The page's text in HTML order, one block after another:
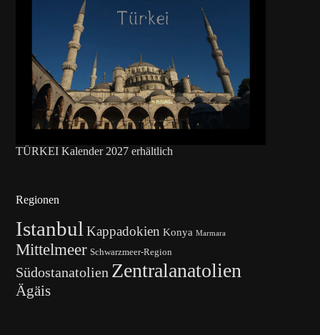
TÜRKEI Kalender 2027 erhältlich
Regionen
Istanbul Kappadokien Konya Marmara
Mittelmeer Schwarzmeer-Region
Südostanatolien Zentralanatolien
Ägäis